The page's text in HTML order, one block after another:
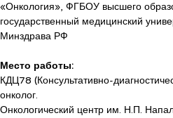
«Онкология», ФГБОУ высшего
государственный медицинский
Минздрава РФ
Место работы:
КДЦ78 (Консультативно-
онколог.
Онкологический центр им. Н.П.